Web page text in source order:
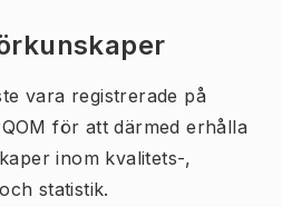
vara registrerade på
för att därmed erhålla
inom kvalitets-,
statistik.